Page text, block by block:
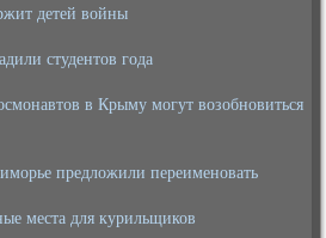
детей войны
студентов года
в Крыму могут возобновиться
предложили переименовать
места для курильщиков